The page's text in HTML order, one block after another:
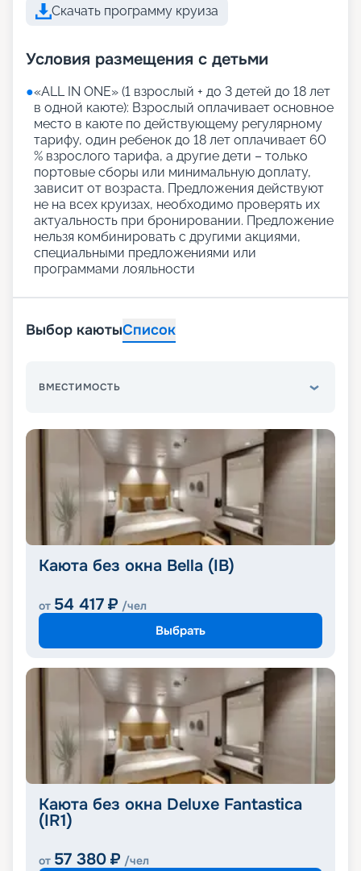
Скачать программу круиза
Условия размещения с детьми
●«АLL IN ONE» (1 взрослый + до 3 детей до 18 лет
в одной каюте): Взрослый оплачивает основное
место в каюте по действующему регулярному
тарифу, один ребенок до 18 лет оплачивает 60
% взрослого тарифа, а другие дети – только
портовые сборы или минимальную доплату,
зависит от возраста. Предложения действуют
не на всех круизах, необходимо проверять их
актуальность при бронировании. Предложение
нельзя комбинировать с другими акциями,
специальными предложениями или
программами лояльности
Выбор каютыСписок
ВМЕСТИМОСТЬ
Каюта без окна Bella (IB)
от 54 417 ₽ /чел
Выбрать
Каюта без окна Deluxe Fantastica
(IR1)
от 57 380 ₽ /чел